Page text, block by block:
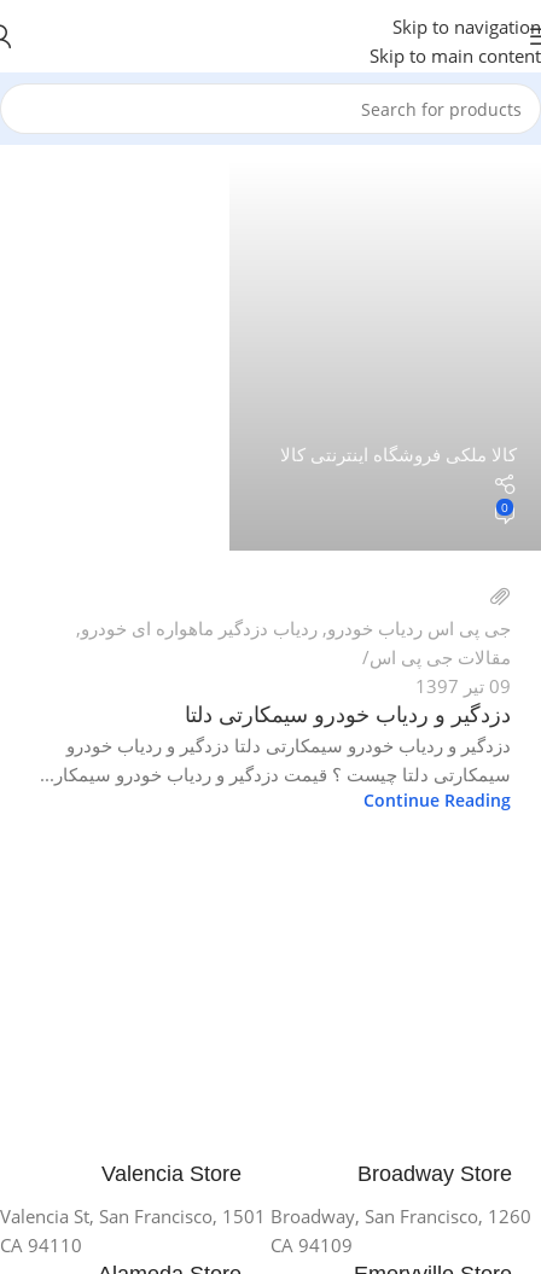
Skip to navigation
Skip to main content
کالا ملکی فروشگاه اینترنتی کالا
0
جی پی اس ردیاب خودرو, ردیاب دزدگیر ماهواره ای خودرو,
مقالات جی پی اس
09 تیر 1397
دزدگیر و ردیاب خودرو سیمکارتی دلتا
دزدگیر و ردیاب خودرو سیمکارتی دلتا دزدگیر و ردیاب خودرو
سیمکارتی دلتا چیست ؟ قیمت دزدگیر و ردیاب خودرو سیمکار...
Continue Reading
Broadway Store
1260 Broadway, San Francisco,
CA 94109
Valencia Store
1501 Valencia St, San Francisco,
CA 94110